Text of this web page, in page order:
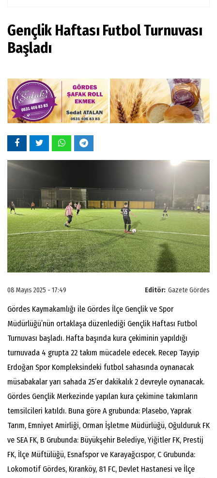
Gençlik Haftası Futbol Turnuvası
Başladı
Editör: Gazete Gördes
08 Mayıs 2025 - 17:49
Gördes Kaymakamlığı ile Gördes İlçe Gençlik ve Spor
Müdürlüğü’nün ortaklaşa düzenlediği Gençlik Haftası Futbol
Turnuvası başladı. Hafta başında kura çekiminin yapıldığı
turnuvada 4 grupta 22 takım mücadele edecek. Recep Tayyip
Erdoğan Spor Kompleksindeki futbol sahasında oynanacak
müsabakalar yarı sahada 25’er dakikalık 2 devreyle oynanacak.
Gördes Gençlik Merkezinde yapılan kura çekimine takımların
temsilcileri katıldı. Buna göre A grubunda: Plasebo, Yaprak
Tarım, Emniyet Amirliği, Orman İşletme Müdürlüğü, Oğulduruk FK
ve SEA FK, B Grubunda: Büyükşehir Belediye, Yiğitler FK, Prestij
FK, İlçe Müftülüğü, Esnafspor ve Karayağcıspor, C Grubunda:
Lokomotif Gördes, Kıranköy, 81 FC, Devlet Hastanesi ve İlçe